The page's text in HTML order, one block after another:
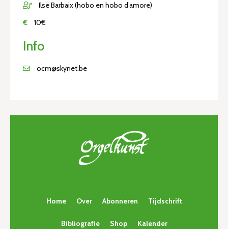
Ilse Barbaix (hobo en hobo d’amore)
€
10€
Info
ocm@skynet.be
Home Over Abonneren Tijdschrift
Bibliografie Shop Kalender